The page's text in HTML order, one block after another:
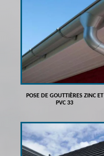
POSE DE GOUTTIÈRES ZINC ET
PVC 33